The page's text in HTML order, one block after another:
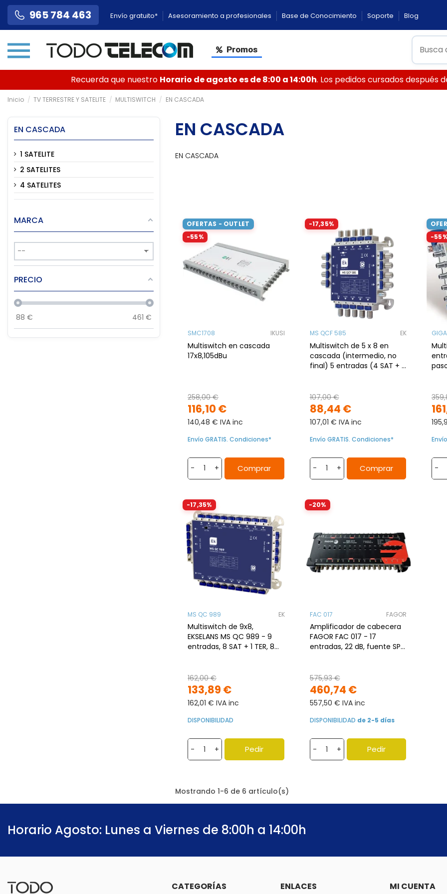
965 784 463 Envío gratuito* Asesoramiento a profesionales Base de Conocimiento Soporte Blog
Promos
Recuerda que nuestro Horario de agosto es de 8:00 a 14:00h. Los pedidos cursados después
Inicio TV TERRESTRE Y SATELITE MULTISWITCH EN CASCADA
EN CASCADA
EN CASCADA
OFERTAS - OUTLET
-55%
SMC1708 IKUSI
Multiswitch en cascada
17x8,105dBu
116,10 €
258,00 €
140,48 € IVA inc
Envío GRATIS. Condiciones*
- + Comprar
-17,35%
MS QCF 585 EK
Multiswitch de 5 x 8 en
cascada (intermedio, no
final) 5 entradas (4 SAT + 1
88,44 €
107,00 €
107,01 € IVA inc
Envío GRATIS. Condiciones*
- + Comprar
-55%
-
-17,35%
MS QC 989 EK
Multiswitch de 9x8,
EKSELANS MS QC 989 - 9
entradas, 8 SAT + 1 TER, 8
133,89 €
162,00 €
162,01 € IVA inc
DISPONIBILIDAD
- + Pedir
-20%
FAC 017 FAGOR
Amplificador de cabecera
FAGOR FAC 017 - 17
entradas, 22 dB, fuente SPS
460,74 €
575,93 €
557,50 € IVA inc
DISPONIBILIDAD de 2-5 días
- + Pedir
Mostrando 1-6 de 6 artículo(s)
EN CASCADA
1 SATELITE
2 SATELITES
4 SATELITES
MARCA
PRECIO
88 € 461 €
Horario Agosto: Lunes a Viernes de 8:00h a 14:00h
CATEGORÍAS ENLACES MI CUENTA